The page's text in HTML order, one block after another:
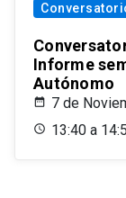
Informe
Autónomo
7 de
13:40 a